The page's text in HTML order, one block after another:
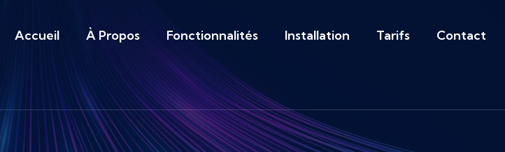
Accueil À Propos Fonctionnalités Installation Tarifs Contact